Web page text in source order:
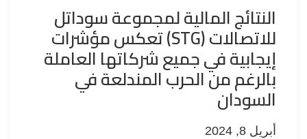
النتائج المالية لمجموعة سوداتل
للاتصالات (STG) تعكس مؤشرات
إيجابية في جميع شركاتها العاملة
بالرغم من الحرب المندلعة في
السودان
أبريل 8, 2024